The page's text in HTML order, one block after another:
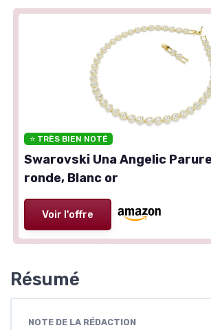
⭐ TRÈS BIEN NOTÉ
Swarovski Una Angelic
ronde, Blanc or
Voir l'offre
Résumé
NOTE DE LA RÉDACTION